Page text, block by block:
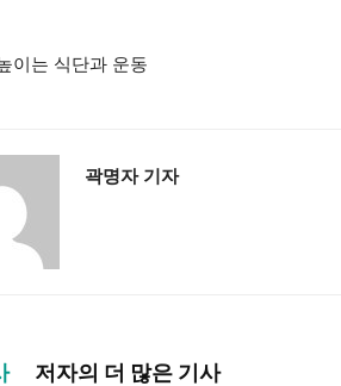
이는 식단과 운동
곽명자 기자
저자의 더 많은 기사